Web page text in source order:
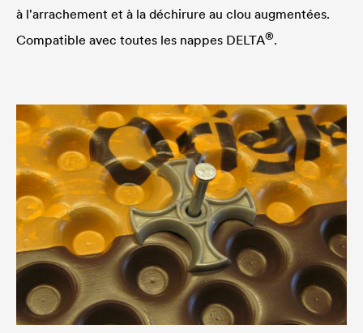
à l'arrachement et à la déchirure au clou augmentées.
Compatible avec toutes les nappes DELTA®.